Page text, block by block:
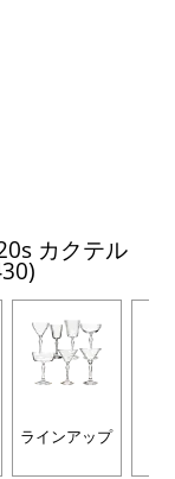
カクテル
ラインアップ